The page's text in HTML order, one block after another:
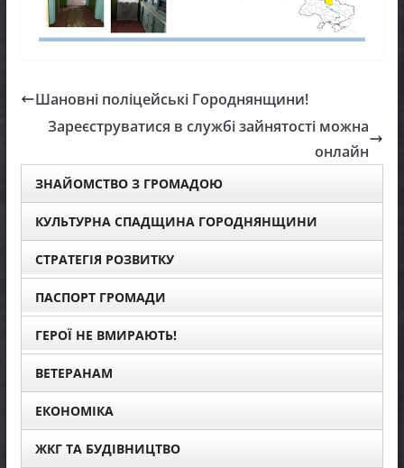
Шановні поліцейські Городнянщини!
Зареєструватися в службі зайнятості можна
онлайн
ЗНАЙОМСТВО З ГРОМАДОЮ
КУЛЬТУРНА СПАДЩИНА ГОРОДНЯНЩИНИ
СТРАТЕГІЯ РОЗВИТКУ
ПАСПОРТ ГРОМАДИ
ГЕРОЇ НЕ ВМИРАЮТЬ!
ВЕТЕРАНАМ
ЕКОНОМІКА
ЖКГ ТА БУДІВНИЦТВО